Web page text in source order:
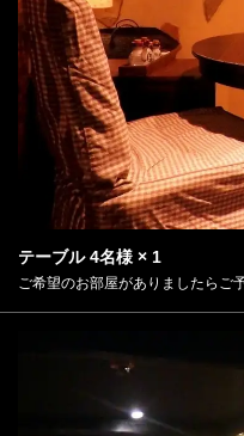
テーブル4名様 × 1
ご希望のお部屋がありましたらご